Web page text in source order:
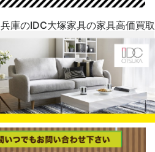
兵庫のIDC大塚家具の家具高価買取